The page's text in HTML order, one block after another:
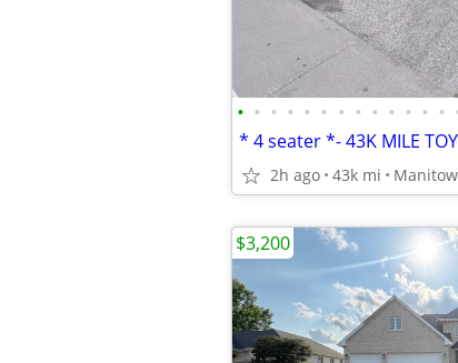
• • • • • • • • • • • • •
2h ago 43k mi
$3,200